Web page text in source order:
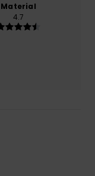
Material
4.7